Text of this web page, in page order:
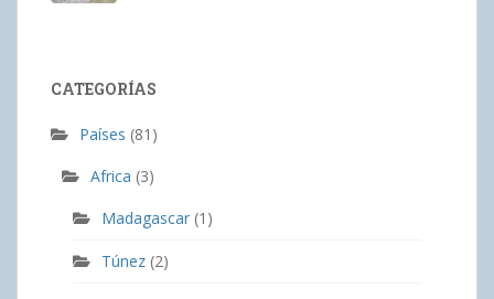
CATEGORÍAS
Países (81)
Africa (3)
Madagascar (1)
Túnez (2)